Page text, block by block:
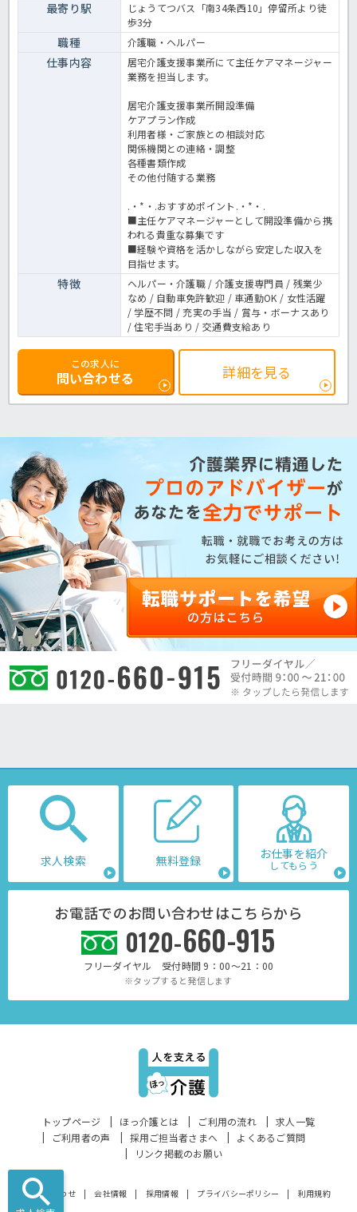
最寄り駅
じょうてつバス「南34条西10」停留所より徒
歩3分
職種 介護職・ヘルパー
仕事内容
居宅介護支援事業所にて主任ケアマネージャー
業務を担当します。
居宅介護支援事業所開設準備
ケアプラン作成
利用者様・ご家族との相談対応
関係機関との連絡・調整
各種書類作成
その他付随する業務
.・*・.おすすめポイント.・*・.
■主任ケアマネージャーとして開設準備から携
われる貴重な募集です
■経験や資格を活かしながら安定した収入を
目指せます。
特徴
ヘルパー・介護職 / 介護支援専門員 / 残業少
なめ / 自動車免許歓迎 / 車通勤OK / 女性活躍
/ 学歴不問 / 充実の手当 / 賞与・ボーナスあり
/ 住宅手当あり / 交通費支給あり
この求人に
問い合わせる 詳細を見る
求人検索 無料登録 お仕事を紹介
してもらう
お電話でのお問い合わせはこちらから
0120-660-915
フリーダイヤル 受付時間 9：00～21：00
※タップすると発信します
トップページ ほっ介護とは ご利用の流れ
求人一覧
ご利用者の声
採用ご担当者さまへ
よくあるご質問
リンク掲載のお願い
お問い合わせ 会社情報 採用情報 プライバシーポリシー 利用規約